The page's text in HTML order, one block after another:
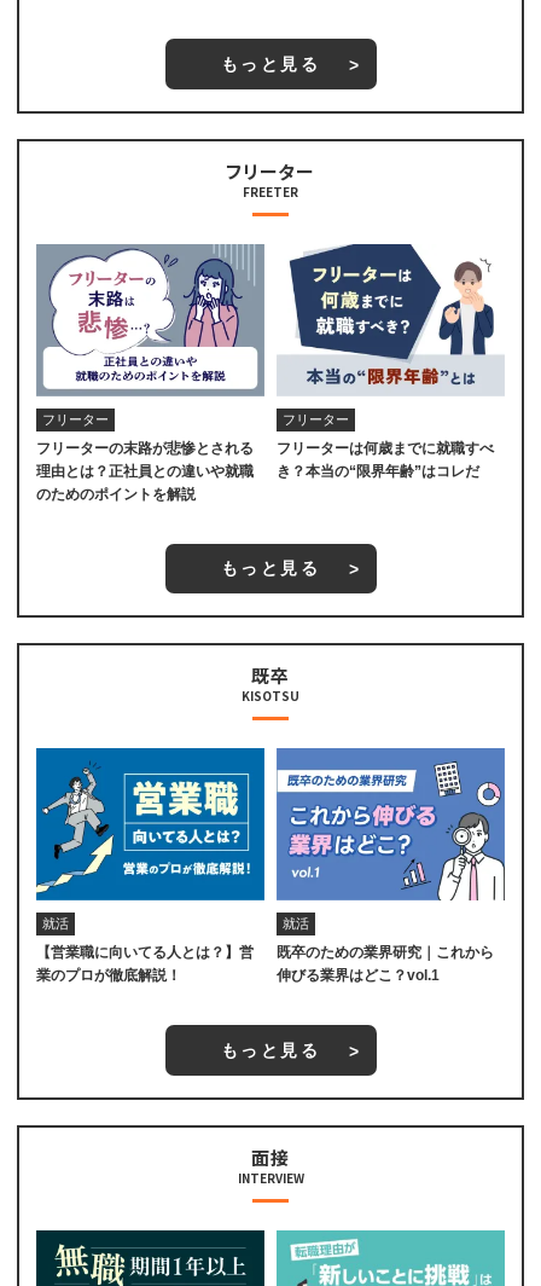
もっと見る
フリーター
FREETER
フリーター
フリーターの末路が悲惨とされる
理由とは？正社員との違いや就職
のためのポイントを解説
フリーター
フリーターは何歳までに就職すべ
き？本当の“限界年齢”はコレだ
もっと見る
既卒
KISOTSU
就活
【営業職に向いてる人とは？】営
業のプロが徹底解説！
就活
既卒のための業界研究｜これから
伸びる業界はどこ？vol.1
もっと見る
面接
INTERVIEW